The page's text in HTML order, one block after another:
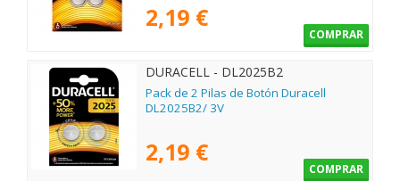
2,19 €
COMPRAR
DURACELL - DL2025B2
Pack de 2 Pilas de Botón Duracell
DL2025B2/ 3V
2,19 €
COMPRAR